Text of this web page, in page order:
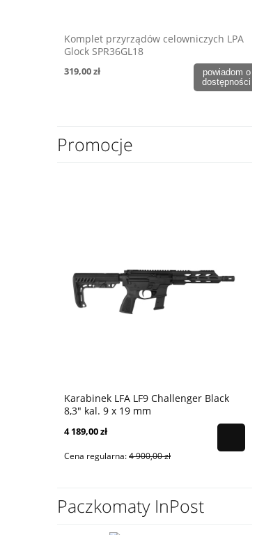
Komplet przyrządów celowniczych LPA
Glock SPR36GL18
319,00 zł
powiadom o
dostępności
Promocje
Karabinek LFA LF9 Challenger Black
8,3" kal. 9 x 19 mm
4 189,00 zł
Cena regularna:4 900,00 zł
Paczkomaty InPost